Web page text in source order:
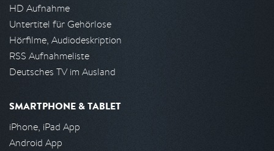
HD Aufnahme
Untertitel für Gehörlose
Hörfilme, Audiodeskription
RSS Aufnahmeliste
Deutsches TV im Ausland
SMARTPHONE & TABLET
iPhone, iPad App
Android App